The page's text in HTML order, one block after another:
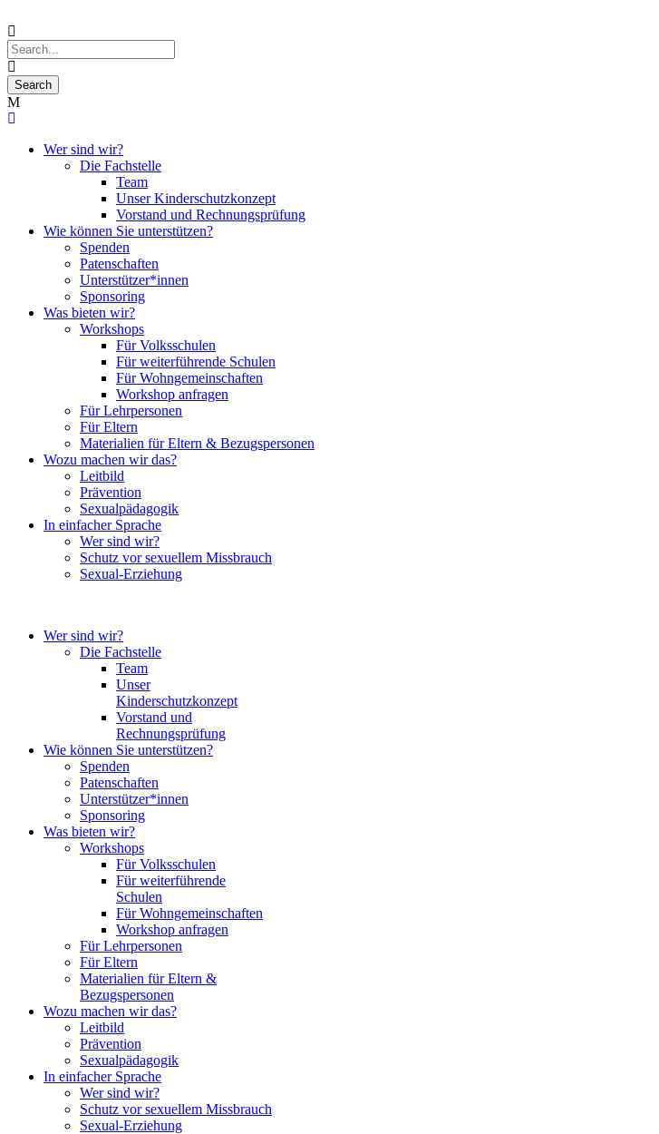
Wer sind wir?
Die Fachstelle
Team
Unser Kinderschutzkonzept
Vorstand und Rechnungsprüfung
Wie können Sie unterstützen?
Spenden
Patenschaften
Unterstützer*innen
Sponsoring
Was bieten wir?
Workshops
Für Volksschulen
Für weiterführende Schulen
Für Wohngemeinschaften
Workshop anfragen
Für Lehrpersonen
Für Eltern
Materialien für Eltern & Bezugspersonen
Wozu machen wir das?
Leitbild
Prävention
Sexualpädagogik
In einfacher Sprache
Wer sind wir?
Schutz vor sexuellem Missbrauch
Sexual-Erziehung
Wer sind wir?
Die Fachstelle
Team
Unser
Kinderschutzkonzept
Vorstand und
Rechnungsprüfung
Wie können Sie unterstützen?
Spenden
Patenschaften
Unterstützer*innen
Sponsoring
Was bieten wir?
Workshops
Für Volksschulen
Für weiterführende
Schulen
Für Wohngemeinschaften
Workshop anfragen
Für Lehrpersonen
Für Eltern
Materialien für Eltern &
Bezugspersonen
Wozu machen wir das?
Leitbild
Prävention
Sexualpädagogik
In einfacher Sprache
Wer sind wir?
Schutz vor sexuellem Missbrauch
Sexual-Erziehung